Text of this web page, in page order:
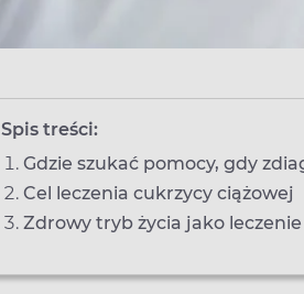
Spis treści:
Gdzie szukać pomocy, gdy
Cel leczenia cukrzycy ciążowej
Zdrowy tryb życia jako